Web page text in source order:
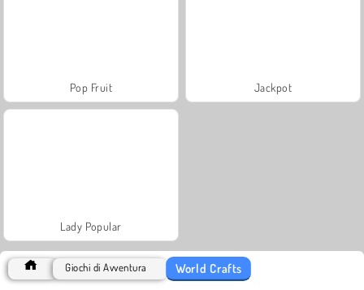
Pop Fruit Jackpot
Lady Popular
Giochi di Avventura World Crafts